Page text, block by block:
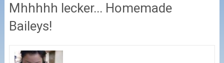
Mhhhhh lecker... Homemade
Baileys!